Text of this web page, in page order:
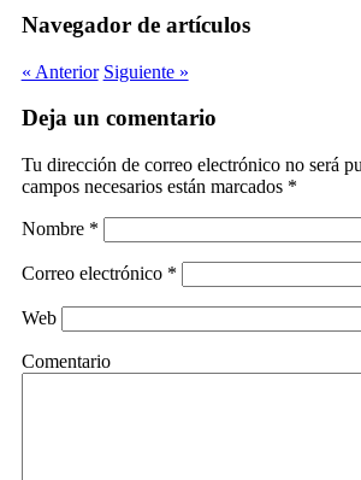
Navegador de artículos
« Anterior Siguiente »
Deja un comentario
Tu dirección de correo electrónico no será
campos necesarios están marcados *
Nombre *
Correo electrónico *
Web
Comentario